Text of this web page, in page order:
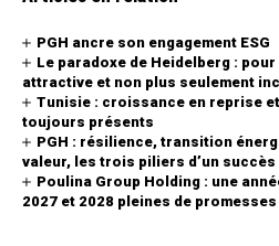
PGH ancre son engagement ESG
Le paradoxe de Heidelberg :
attractive et non plus seulement
Tunisie : croissance en reprise
toujours présents
PGH : résilience, transition
valeur, les trois piliers d’un
Poulina Group Holding : une
2027 et 2028 pleines de promesses